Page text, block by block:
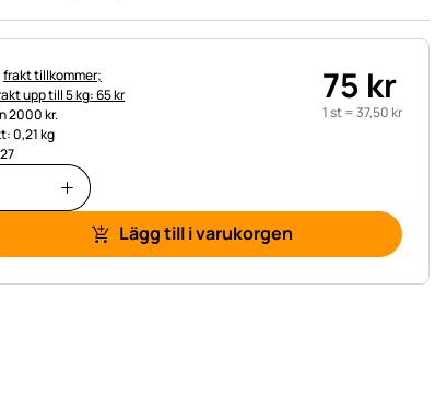
frakt tillkommer;
upp till 5 kg: 65 kr
2000 kr.
0,21 kg
75 kr
1 st =37,50kr
Lägg till i varukorgen